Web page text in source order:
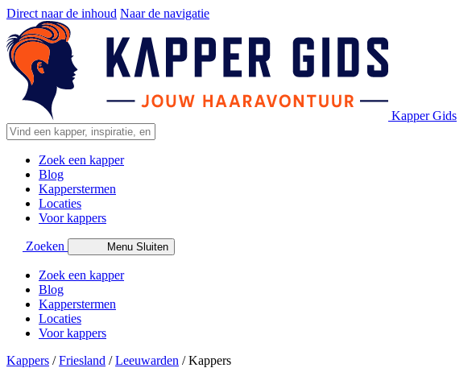
Direct naar de inhoud Naar de navigatie
Kapper Gids
Zoek een kapper
Blog
Kapperstermen
Locaties
Voor kappers
Zoeken Menu Sluiten
Zoek een kapper
Blog
Kapperstermen
Locaties
Voor kappers
Kappers /Friesland /Leeuwarden /Kappers